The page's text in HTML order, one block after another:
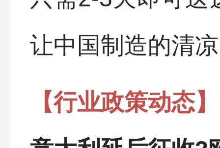
让中国制造的清
【行业政策动态】